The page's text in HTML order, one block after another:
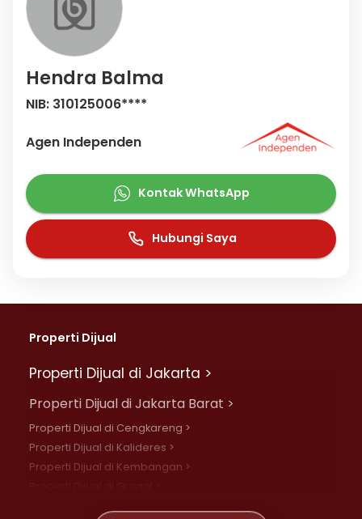
Hendra Balma
NIB: 310125006****
Agen Independen
Kontak WhatsApp
Hubungi Saya
Properti Dijual
Properti Dijual di Jakarta >
Properti Dijual di Jakarta Barat >
Properti Dijual di Cengkareng >
Properti Dijual di Kalideres >
Properti Dijual di Kembangan >